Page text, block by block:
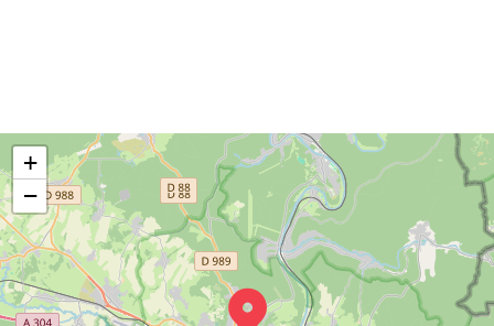
Demande de panneaux
électroniques
Offres d'emploi
+
−